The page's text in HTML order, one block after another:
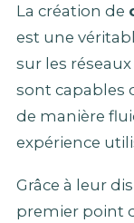
La création de
est une
sur les réseaux
sont capables
de manière
expérience
Grâce à leur
premier point